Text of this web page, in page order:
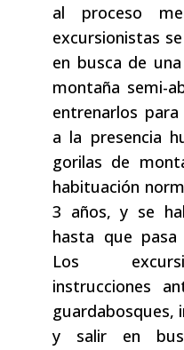
al proceso
excursionistas
en busca de
montaña semi-
entrenarlos
a la presencia
gorilas de
habituación
3 años, y se
hasta que
Los
instrucciones
guardabosques,
y salir en